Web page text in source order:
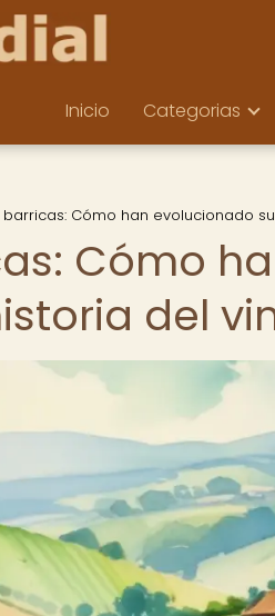
Inicio Categorias
barricas: Cómo han evolucionado
Cómo
del